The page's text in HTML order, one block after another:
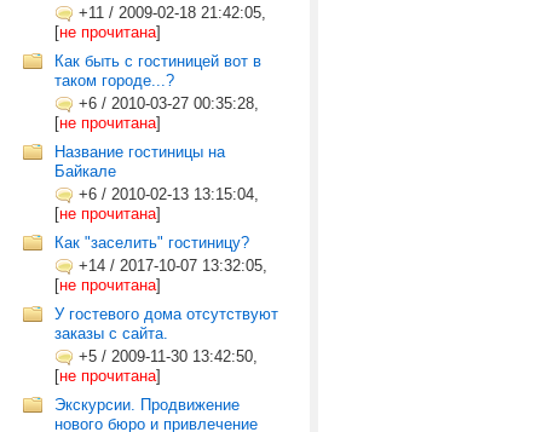
+11 / 2009-02-18 21:42:05,
[не прочитана]
Как быть с гостиницей вот в
таком городе...?
+6 / 2010-03-27 00:35:28,
[не прочитана]
Название гостиницы на
Байкале
+6 / 2010-02-13 13:15:04,
[не прочитана]
Как "заселить" гостиницу?
+14 / 2017-10-07 13:32:05,
[не прочитана]
У гостевого дома отсутствуют
заказы с сайта.
+5 / 2009-11-30 13:42:50,
[не прочитана]
Экскурсии. Продвижение
нового бюро и привлечение